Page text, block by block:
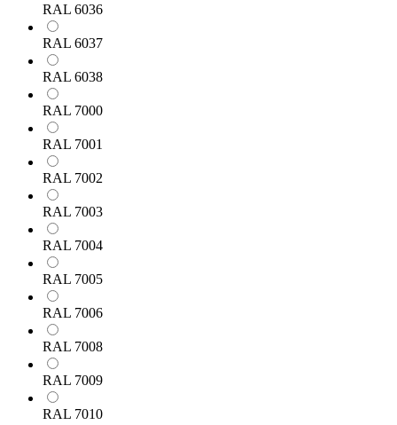
RAL 6036
RAL 6037
RAL 6038
RAL 7000
RAL 7001
RAL 7002
RAL 7003
RAL 7004
RAL 7005
RAL 7006
RAL 7008
RAL 7009
RAL 7010